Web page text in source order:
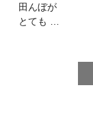
田んぼが
とても …